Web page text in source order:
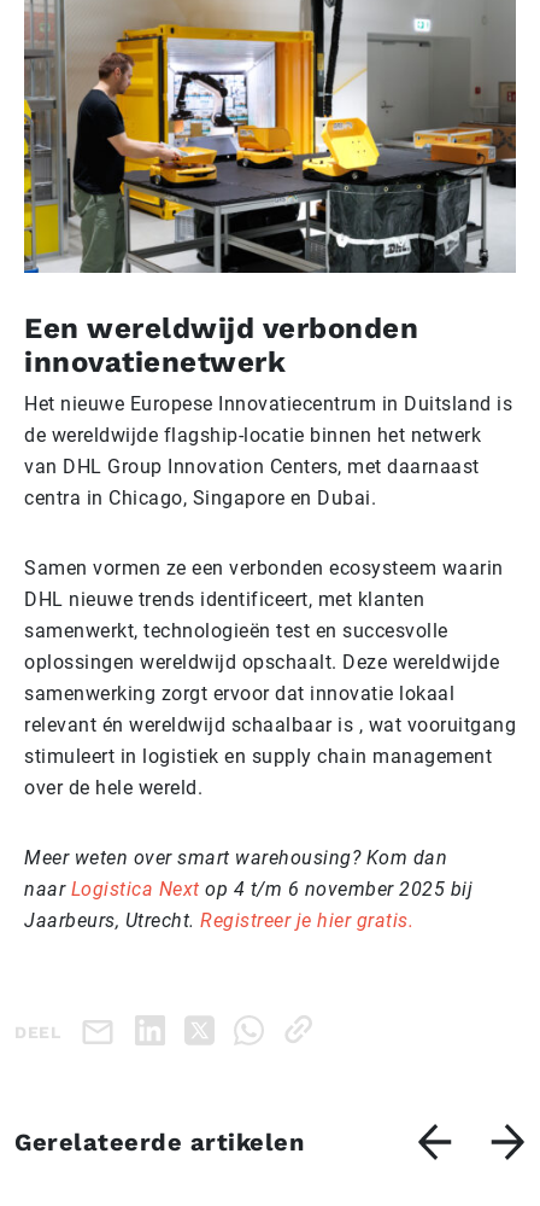
Een wereldwijd verbonden
innovatienetwerk
Het nieuwe Europese Innovatiecentrum in Duitsland is
de wereldwijde flagship-locatie binnen het netwerk
van DHL Group Innovation Centers, met daarnaast
centra in Chicago, Singapore en Dubai.
Samen vormen ze een verbonden ecosysteem waarin
DHL nieuwe trends identificeert, met klanten
samenwerkt, technologieën test en succesvolle
oplossingen wereldwijd opschaalt. Deze wereldwijde
samenwerking zorgt ervoor dat innovatie lokaal
relevant én wereldwijd schaalbaar is , wat vooruitgang
stimuleert in logistiek en supply chain management
over de hele wereld.
Meer weten over smart warehousing? Kom dan
naar Logistica Next op 4 t/m 6 november 2025 bij
Jaarbeurs, Utrecht. Registreer je hier gratis.
DEEL
Gerelateerde artikelen